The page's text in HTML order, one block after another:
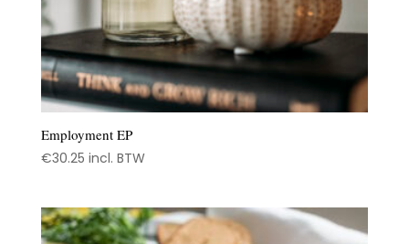
Employment EP
€30.25 incl. BTW